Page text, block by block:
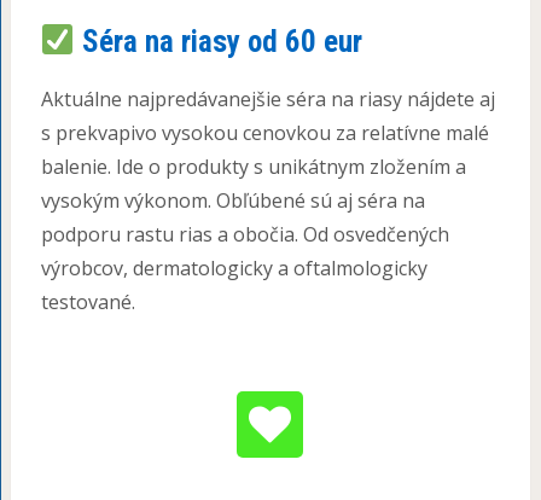
Séra na riasy od 60 eur
Aktuálne najpredávanejšie séra na riasy nájdete aj
s prekvapivo vysokou cenovkou za relatívne malé
balenie. Ide o produkty s unikátnym zložením a
vysokým výkonom. Obľúbené sú aj séra na
podporu rastu rias a obočia. Od osvedčených
výrobcov, dermatologicky a oftalmologicky
testované.